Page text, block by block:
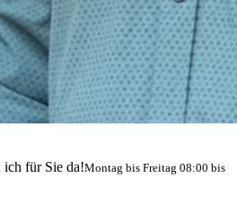
ich für Sie da!Montag bis Freitag 08:00 bis